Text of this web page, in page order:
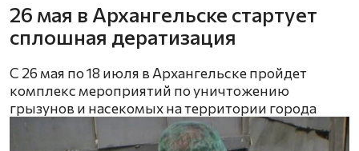
26 мая в Архангельске стартует
сплошная дератизация
С 26 мая по 18 июля в Архангельске пройдет
комплекс мероприятий по уничтожению
грызунов и насекомых на территории города